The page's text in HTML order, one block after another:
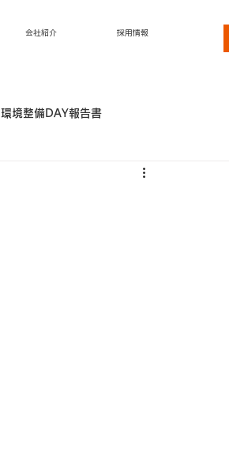
会社紹介 採用情報
環境整備DAY報告書